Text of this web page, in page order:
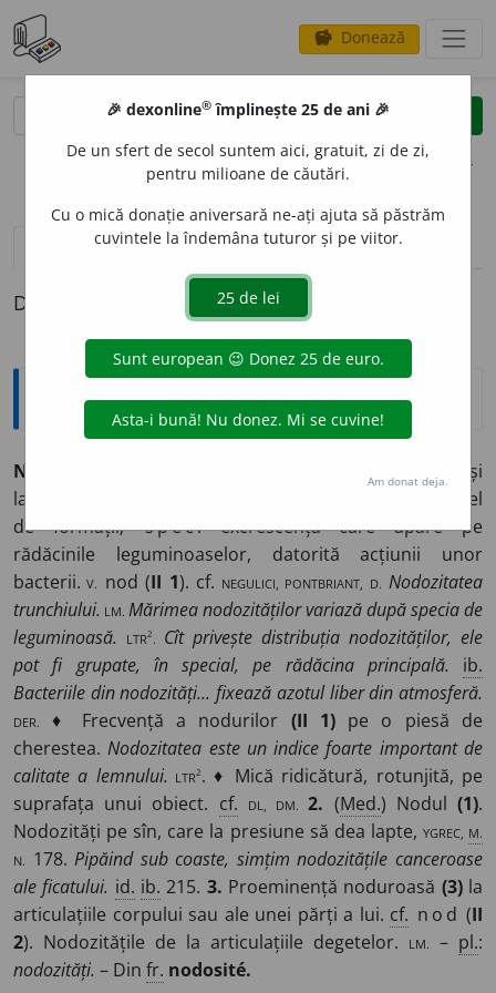
savings Donează
clear
opțiuni
definiții (1)
Definiția cu ID-ul 1357240:
Tezaur
NODOZIT
la arbori și
la diverse alte plante; structură caracterizată prin astfel
de formații;spec. excrescență care apare pe
rădăcinile leguminoaselor, datorită acțiunii unor
bacterii. v. nod (II 1). cf. NEGULICI, PONTBRIANT, D. Nodozitatea
trunchiului. lm.Mărimea nodozităților variază după specia de
leguminoasă. ltr2. Cît privește distribuția nodozităților, ele
pot fi grupate, în special, pe rădăcina principală.
ib.
Bacteriile din nodozități... fixează azotul liber din atmosferă.
der. ♦ Frecvență a nodurilor (II 1)pe o piesă de
cherestea.Nodozitatea este un indice foarte important de
calitate a lemnului. ltr2. ♦ Mică ridicătură, rotunjită, pe
suprafața unui obiect. cf. dl, dm.2. (Med.) Nodul(1).
Nodozități pe sîn, care la presiune să dea lapte, ygrec, m.
n. 178.Pipăind sub coaste, simțim nodozitățile canceroase
ale ficatului. id. ib. 215. 3. Proeminență noduroasă (3)la
articulațiile corpului sau ale unei părți a lui. cf. nod (II
2). Nodozitățile de la articulațiile degetelor. LM. – pl.:
nodozități. – Din fr. nodosité.
🎉 dexonline® împlinește 25 de ani 🎉
De un sfert de secol suntem aici, gratuit, zi de zi,
pentru milioane de căutări.
Cu o mică donație aniversară ne-ați ajuta să păstrăm
cuvintele la îndemâna tuturor și pe viitor.
Am donat deja.